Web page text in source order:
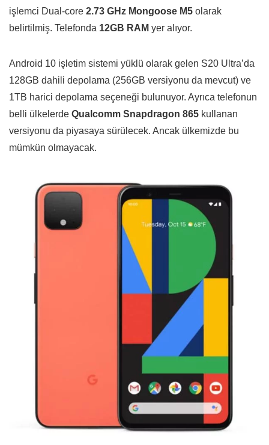
işlemci Dual-core 2.73 GHz Mongoose M5 olarak
belirtilmiş. Telefonda 12GB RAM yer alıyor.
Android 10 işletim sistemi yüklü olarak gelen S20 Ultra’da
128GB dahili depolama (256GB versiyonu da mevcut) ve
1TB harici depolama seçeneği bulunuyor. Ayrıca telefonun
belli ülkelerde Qualcomm Snapdragon 865 kullanan
versiyonu da piyasaya sürülecek. Ancak ülkemizde bu
mümkün olmayacak.